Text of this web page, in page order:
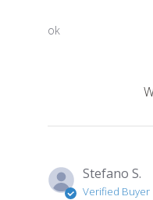
ok
Stefano S.
Verified Buyer